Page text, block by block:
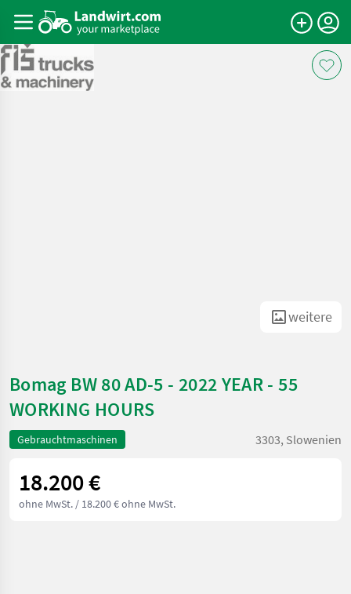
weitere
Bomag BW 80 AD-5 - 2022 YEAR - 55
WORKING HOURS
Gebrauchtmaschinen 3303, Slowenien
18.200 €
ohne MwSt. / 18.200 € ohne MwSt.